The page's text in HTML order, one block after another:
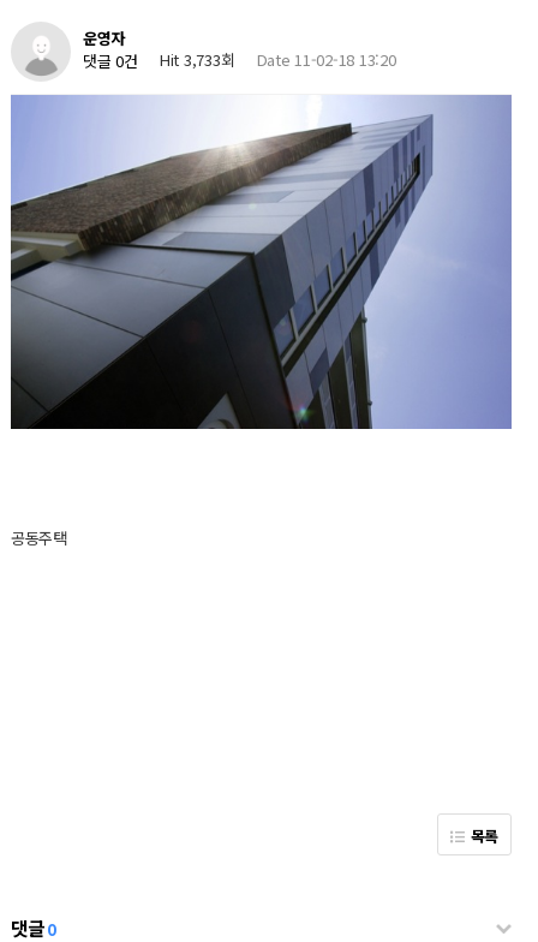
운영자
댓글 0건
Hit 3,733회 Date 11-02-18 13:20
공동주택
목록
댓글0